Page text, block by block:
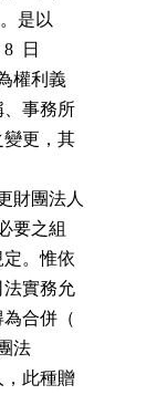
。是以
日
權利義
、事務所
變更，其
財團法人
要之組
定。惟依
法實務允
為合併（
法
，此種贈